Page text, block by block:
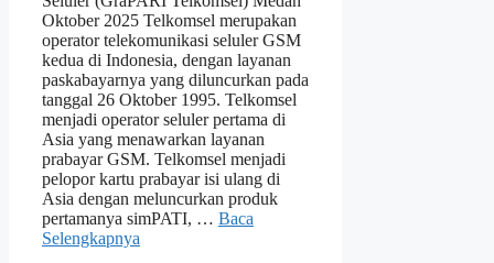
Oktober 2025 Telkomsel merupakan
operator telekomunikasi seluler GSM
kedua di Indonesia, dengan layanan
paskabayarnya yang diluncurkan pada
tanggal 26 Oktober 1995. Telkomsel
menjadi operator seluler pertama di
Asia yang menawarkan layanan
prabayar GSM. Telkomsel menjadi
pelopor kartu prabayar isi ulang di
Asia dengan meluncurkan produk
pertamanya simPATI, … Baca
Selengkapnya